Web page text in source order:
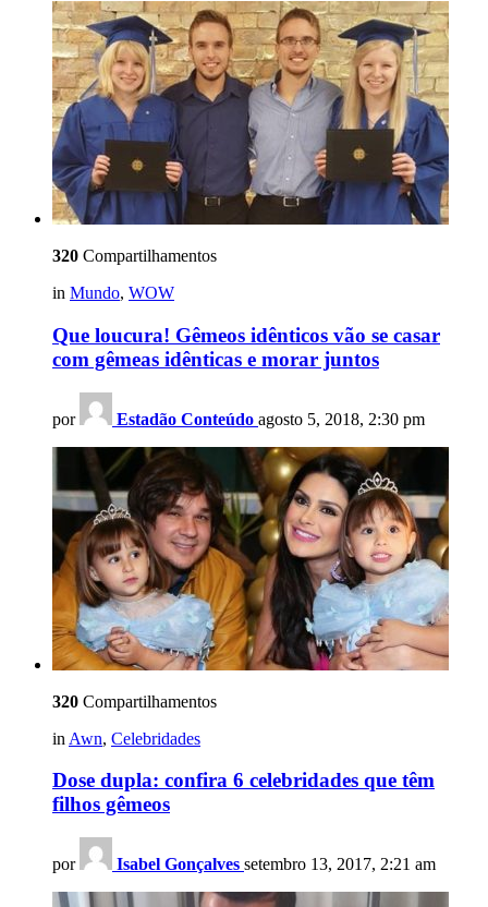
320 Compartilhamentos
in Mundo, WOW
Que loucura! Gêmeos idênticos vão se casar
com gêmeas idênticas e morar juntos
por Estadão Conteúdo agosto 5, 2018, 2:30 pm
320 Compartilhamentos
in Awn, Celebridades
Dose dupla: confira 6 celebridades que têm
filhos gêmeos
por Isabel Gonçalves setembro 13, 2017, 2:21 am